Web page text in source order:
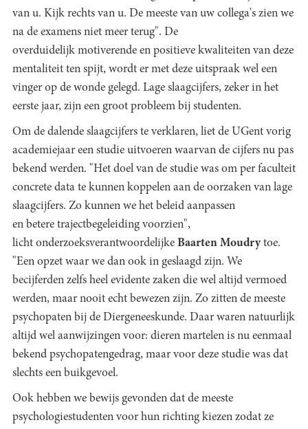
van u. Kijk rechts van u. De meeste van uw collega's zien we
na de examens niet meer terug". De
overduidelijk motiverende en positieve kwaliteiten van deze
mentaliteit ten spijt, wordt er met deze uitspraak wel een
vinger op de wonde gelegd. Lage slaagcijfers, zeker in het
eerste jaar, zijn een groot probleem bij studenten.
Om de dalende slaagcijfers te verklaren, liet de UGent vorig
academiejaar een studie uitvoeren waarvan de cijfers nu pas
bekend werden. "Het doel van de studie was om per faculteit
concrete data te kunnen koppelen aan de oorzaken van lage
slaagcijfers. Zo kunnen we het beleid aanpassen
en betere trajectbegeleiding voorzien",
licht onderzoeksverantwoordelijke Baarten Moudrytoe.
"Een opzet waar we dan ook in geslaagd zijn. We
becijferden zelfs heel evidente zaken die wel altijd vermoed
werden, maar nooit echt bewezen zijn. Zo zitten de meeste
psychopaten bij de Diergeneeskunde. Daar waren natuurlijk
altijd wel aanwijzingen voor: dieren martelen is nu eenmaal
bekend psychopatengedrag, maar voor deze studie was dat
slechts een buikgevoel.
Ook hebben we bewijs gevonden dat de meeste
psychologiestudenten voor hun richting kiezen zodat ze